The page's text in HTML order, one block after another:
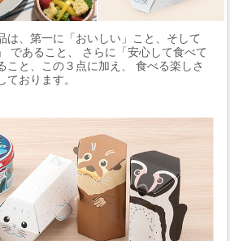
は、第一に「おいしい」こと、そして
であること、 さらに「安心して食べて
こと、この３点に加え、 食べる楽しさ
おります。